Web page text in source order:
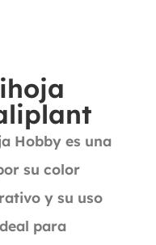
Hobby es una
su color
y su uso
para